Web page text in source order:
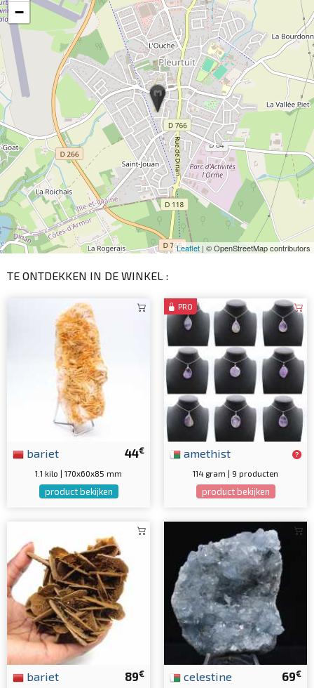
−
Leaflet | © OpenStreetMap contributors
TE ONTDEKKEN IN DE WINKEL :
44€
bariet
1.1 kilo | 170x60x85 mm
product bekijken
PRO
amethist
114 gram | 9 producten
product bekijken
89€
bariet 69€
celestine